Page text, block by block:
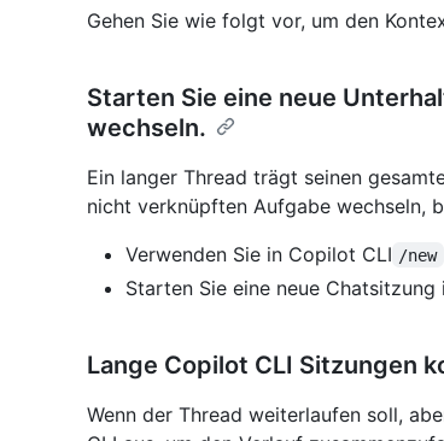
Gehen Sie wie folgt vor, um den
Starten Sie eine neue
wechseln.
Ein langer Thread trägt seinen
nicht verknüpften Aufgabe wechseln,
Verwenden Sie in Copilot CLI /new
Starten Sie eine neue
Lange Copilot CLI Sitzungen
Wenn der Thread weiterlaufen soll,